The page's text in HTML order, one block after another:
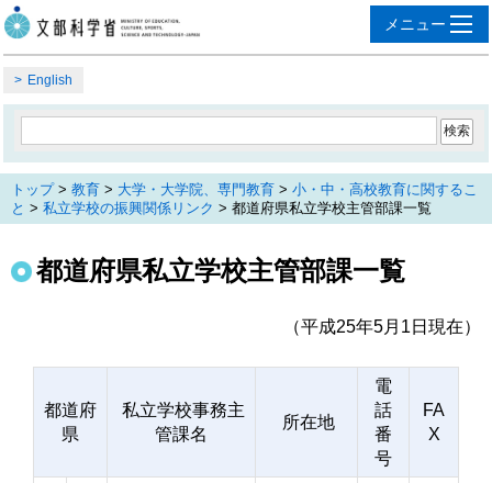
English
トップ> 教育 > 大学・大学院、専門教育 > 小・中・高校教育に関するこ
と > 私立学校の振興関係リンク > 都道府県私立学校主管部課一覧
都道府県私立学校主管部課一覧
（平成25年5月1日現在）
都道府
県
私立学校事務主
管課名
所在地
電
話
番
号
FA
X